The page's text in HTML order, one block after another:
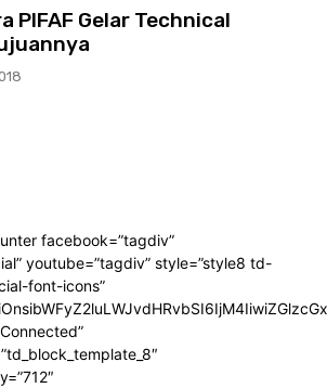
PIFAF Gelar Technical
facebook=”tagdiv”
youtube=”tagdiv” style=”style8 td-
font-icons”